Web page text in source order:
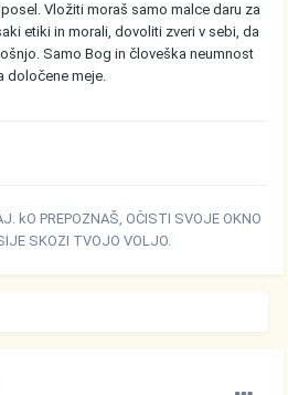
Vložiti moraš samo malce daru za
etiki in morali, dovoliti zveri v sebi, da
Samo Bog in človeška neumnost
določene meje.
kO PREPOZNAŠ, OČISTI SVOJE OKNO
SKOZI TVOJO VOLJO.